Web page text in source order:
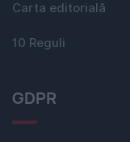
Carta editorială
10 Reguli
GDPR